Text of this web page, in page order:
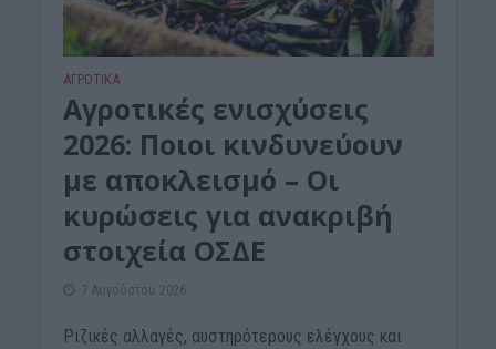
ΑΓΡΟΤΙΚΑ
Αγροτικές ενισχύσεις
2026: Ποιοι κινδυνεύουν
με αποκλεισμό – Οι
κυρώσεις για ανακριβή
στοιχεία ΟΣΔΕ
7 Αυγούστου 2026
Ριζικές αλλαγές, αυστηρότερους ελέγχους και